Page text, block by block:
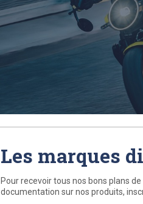
Les marques
Pour recevoir tous nos bons plans
documentation sur nos produits,